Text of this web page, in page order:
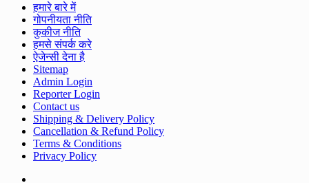
हमारे बारे में
गोपनीयता नीति
कुकीज नीति
हमसे संपर्क करे
ऐजेन्सी देना है
Sitemap
Admin Login
Reporter Login
Contact us
Shipping & Delivery Policy
Cancellation & Refund Policy
Terms & Conditions
Privacy Policy